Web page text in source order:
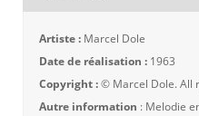
Artiste : Marcel Dole
Date de réalisation : 1963
Copyright :© Marcel Dole. All
Autre information : Melodie